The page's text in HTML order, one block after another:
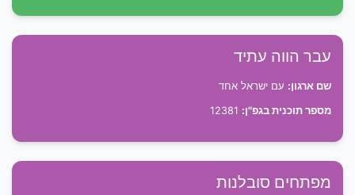
עבר הווה עתיד
שם ארגון: עם ישראל אחד
מספר תוכנית בגפ"ן:
מפתחים סובלנות